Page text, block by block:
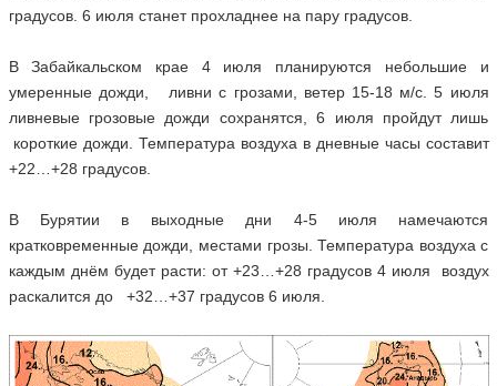
градусов. 6 июля станет прохладнее на пару градусов.
В Забайкальском крае 4 июля планируются небольшие и
умеренные дожди, ливни с грозами, ветер 15-18 м/с. 5 июля
ливневые грозовые дожди сохранятся, 6 июля пройдут лишь
короткие дожди. Температура воздуха в дневные часы составит
+22…+28 градусов.
В Бурятии в выходные дни 4-5 июля намечаются
кратковременные дожди, местами грозы. Температура воздуха с
каждым днём будет расти: от +23…+28 градусов 4 июля воздух
раскалится до +32…+37 градусов 6 июля.